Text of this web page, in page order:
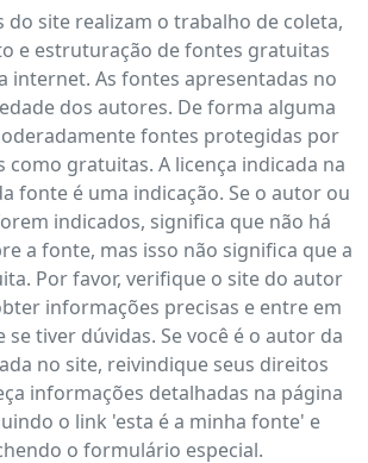
do site realizam o trabalho de coleta,
e estruturação de fontes gratuitas
internet. As fontes apresentadas no
dos autores. De forma alguma
fontes protegidas por
gratuitas. A licença indicada na
fonte é uma indicação. Se o autor ou
indicados, significa que não há
a fonte, mas isso não significa que a
Por favor, verifique o site do autor
informações precisas e entre em
se tiver dúvidas. Se você é o autor da
no site, reivindique seus direitos
informações detalhadas na página
o link 'esta é a minha fonte' e
o formulário especial.